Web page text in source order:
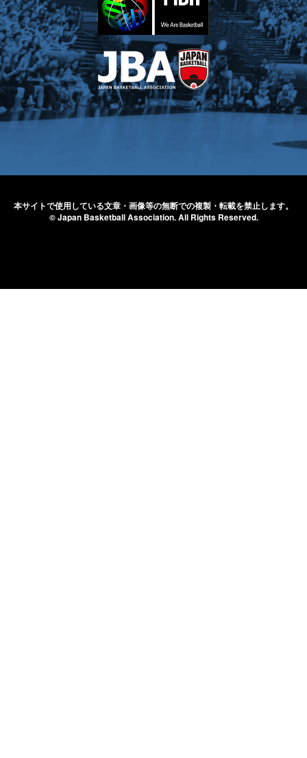
本サイトで使用している文章・画像等の無断での複製・転載を禁止します。
© Japan Basketball Association.All Rights Reserved.